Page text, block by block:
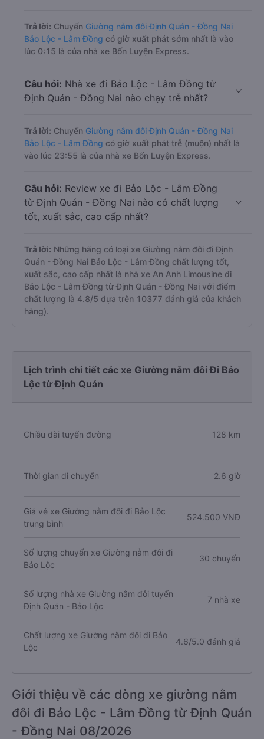
Trả lời: Chuyến Giường nằm đôi Định Quán - Đồng Nai
Bảo Lộc - Lâm Đồng có giờ xuất phát sớm nhất là vào
lúc 0:15 là của nhà xe Bốn Luyện Express.
Câu hỏi: Nhà xe đi Bảo Lộc - Lâm Đồng từ
Định Quán - Đồng Nai nào chạy trễ nhất?
Trả lời: Chuyến Giường nằm đôi Định Quán - Đồng Nai
Bảo Lộc - Lâm Đồng có giờ xuất phát trễ (muộn) nhất là
vào lúc 23:55 là của nhà xe Bốn Luyện Express.
Câu hỏi: Review xe đi Bảo Lộc - Lâm Đồng
từ Định Quán - Đồng Nai nào có chất lượng
tốt, xuất sắc, cao cấp nhất?
Trả lời: Những hãng có loại xe Giường nằm đôi đi Định
Quán - Đồng Nai Bảo Lộc - Lâm Đồng chất lượng tốt,
xuất sắc, cao cấp nhất là nhà xe An Anh Limousine đi
Bảo Lộc - Lâm Đồng từ Định Quán - Đồng Nai với điểm
chất lượng là 4.8/5 dựa trên 10377 đánh giá của khách
hàng).
Lịch trình chi tiết các xe Giường nằm đôi Đi Bảo
Lộc từ Định Quán
Chiều dài tuyến đường 128 km
Thời gian di chuyển 2.6 giờ
Giá vé xe Giường nằm đôi đi Bảo Lộc
trung bình
524.500 VNĐ
Số lượng chuyến xe Giường nằm đôi đi
Bảo Lộc
30 chuyến
Số lượng nhà xe Giường nằm đôi tuyến
Định Quán - Bảo Lộc
7 nhà xe
Chất lượng xe Giường nằm đôi đi Bảo
Lộc
4.6/5.0 đánh giá
Giới thiệu về các dòng xe giường nằm
đôi đi Bảo Lộc - Lâm Đồng từ Định Quán
- Đồng Nai 08/2026